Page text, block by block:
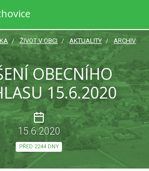
ŽIVOT V OBCI AKTUALITY ARCHIV
OBECNÍHO
15.6.2020
15.6.2020
PŘED 2244 DNY